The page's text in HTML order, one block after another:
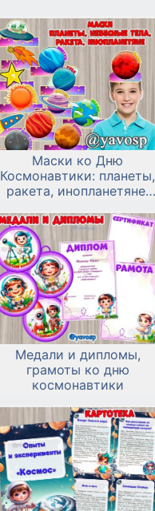
Маски ко Дню
Космонавтики: планеты,
ракета, инопланетяне,
Медали и дипломы,
грамоты ко дню
космонавтики